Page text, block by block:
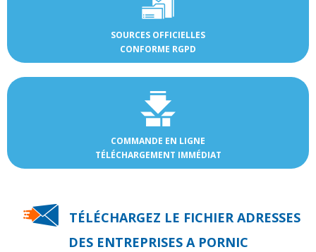
SOURCES OFFICIELLES
CONFORME RGPD
COMMANDE EN LIGNE
TÉLÉCHARGEMENT IMMÉDIAT
TÉLÉCHARGEZ LE FICHIER ADRESSES
DES ENTREPRISES A PORNIC